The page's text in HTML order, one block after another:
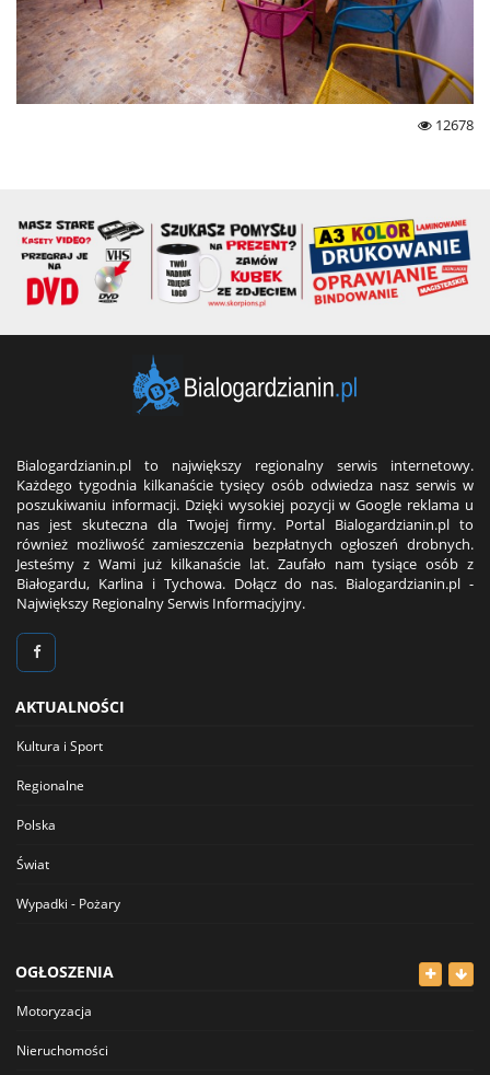
12678
Bialogardzianin.pl to największy regionalny serwis internetowy.
Każdego tygodnia kilkanaście tysięcy osób odwiedza nasz serwis w
poszukiwaniu informacji. Dzięki wysokiej pozycji w Google reklama u
nas jest skuteczna dla Twojej firmy. Portal Bialogardzianin.pl to
również możliwość zamieszczenia bezpłatnych ogłoszeń drobnych.
Jesteśmy z Wami już kilkanaście lat. Zaufało nam tysiące osób z
Białogardu, Karlina i Tychowa. Dołącz do nas. Bialogardzianin.pl -
Największy Regionalny Serwis Informacjyjny.
AKTUALNOŚCI
Kultura i Sport
Regionalne
Polska
Świat
Wypadki - Pożary
OGŁOSZENIA
Motoryzacja
Nieruchomości